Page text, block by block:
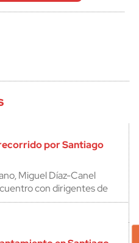
por Santiago
Miguel Díaz-Canel
con dirigentes de